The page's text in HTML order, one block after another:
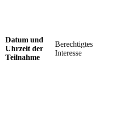
Datum und
Uhrzeit der
Teilnahme
Berechtigtes
Interesse